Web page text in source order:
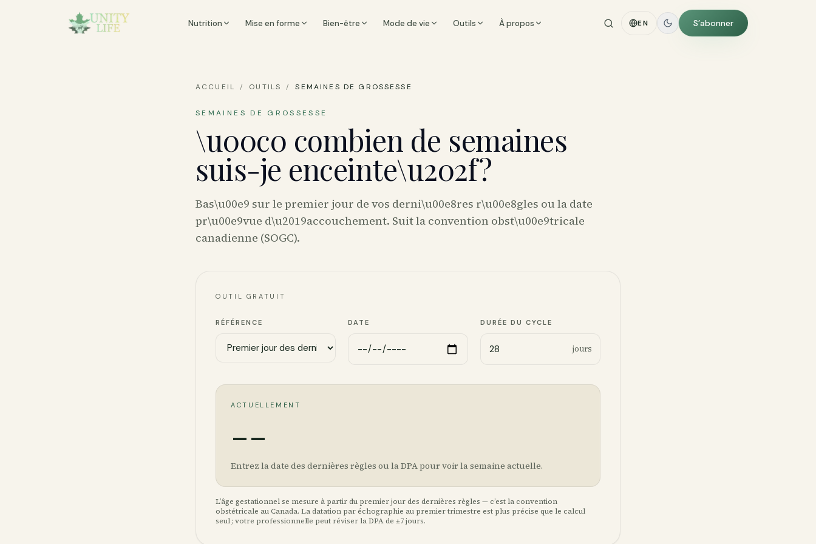
Nutrition Mise en forme Bien-être Mode de vie Outils À propos EN S’abonner
ACCUEIL / OUTILS / SEMAINES DE GROSSESSE
SEMAINES DE GROSSESSE
\u00c0 combien de semaines
suis-je enceinte\u202f?
Bas\u00e9 sur le premier jour de vos derni\u00e8res r\u00e8gles ou la date
pr\u00e9vue d\u2019accouchement. Suit la convention obst\u00e9tricale
canadienne (SOGC).
OUTIL GRATUIT
RÉFÉRENCE DATE DURÉE DU CYCLE
jours
ACTUELLEMENT
--
Entrez la date des dernières règles ou la DPA pour voir la semaine actuelle.
L’âge gestationnel se mesure à partir du premier jour des dernières règles — c’est la convention
obstétricale au Canada. La datation par échographie au premier trimestre est plus précise que le calcul
seul ; votre professionnel·le peut réviser la DPA de ±7 jours.